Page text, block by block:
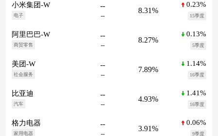
小米集团-W
电子
--
--
8.31%
0.23%
15季度
阿里巴巴-W
商贸零售
--
--
8.27%
0.13%
5季度
美团-W
社会服务
--
--
7.89%
1.14%
16季度
比亚迪
汽车
--
--
4.93%
1.41%
16季度
格力电器
家用电器
--
--
3.91%
0.06%
9季度